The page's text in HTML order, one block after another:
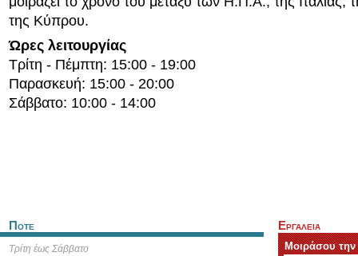
της Κύπρου.
Ώρες λειτουργίας
Τρίτη - Πέμπτη: 15:00 - 19:00
Παρασκευή: 15:00 - 20:00
Σάββατο: 10:00 - 14:00
Ποτε
Τρίτη έως Σάββατο
Εργαλεια
Μοιράσου